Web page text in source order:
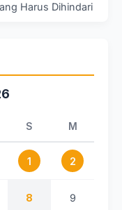
Harus Dihindari
S M
1 2
8 9